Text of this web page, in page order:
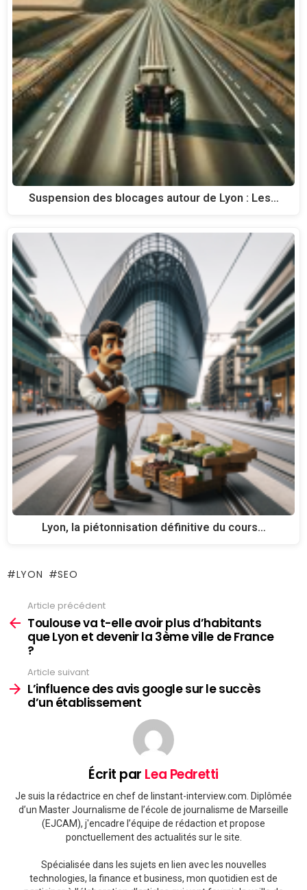
Suspension des blocages autour de Lyon : Les…
Lyon, la piétonnisation définitive du cours…
LYON SEO
more
Article précédent
Toulouse va t-elle avoir plus d’habitants
que Lyon et devenir la 3ème ville de France
?
Article suivant
L’influence des avis google sur le succès
d’un établissement
Écrit par Lea Pedretti
Je suis la rédactrice en chef de linstant-interview.com. Diplômée
d’un Master Journalisme de l’école de journalisme de Marseille
(EJCAM), j'encadre l’équipe de rédaction et propose
ponctuellement des actualités sur le site.
Spécialisée dans les sujets en lien avec les nouvelles
technologies, la finance et business, mon quotidien est de